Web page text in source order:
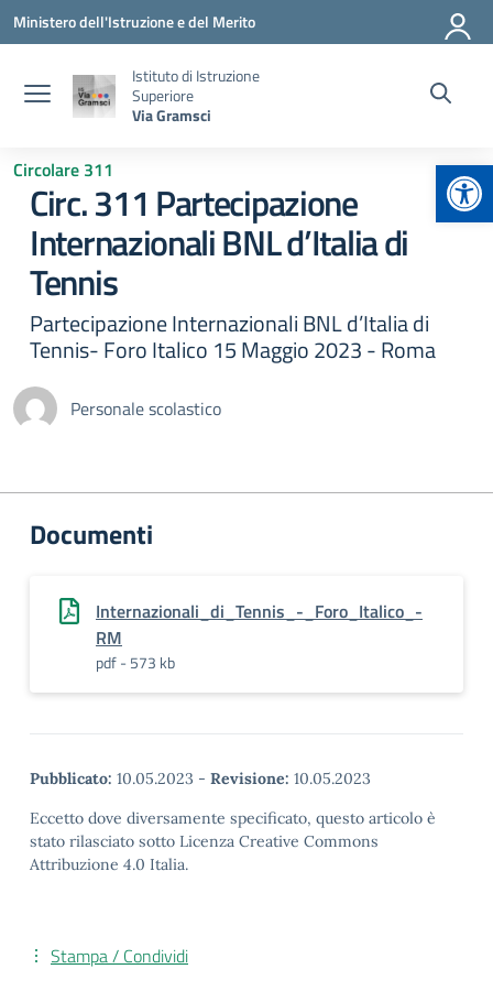
Vai ai contenuti
Vai al menu di navigazione
Vai al footer
Ministero dell'Istruzione e del Merito
Istituto di Istruzione
Superiore
Via Gramsci
Circolare 311
Circ. 311 Partecipazione
Internazionali BNL d’Italia di
Tennis
Partecipazione Internazionali BNL d’Italia di
Tennis- Foro Italico 15 Maggio 2023 - Roma
Personale scolastico
Documenti
Internazionali_di_Tennis_-_Foro_Italico_-
RM
pdf - 573 kb
Pubblicato: 10.05.2023 - Revisione: 10.05.2023
Eccetto dove diversamente specificato, questo articolo è
stato rilasciato sotto Licenza Creative Commons
Attribuzione 4.0 Italia.
Stampa / Condividi